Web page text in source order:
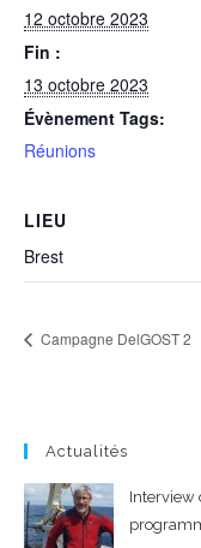
12 octobre 2023
Fin :
13 octobre 2023
Évènement Tags:
Réunions
LIEU
Brest
Campagne DelGOST 2
Actualités
Interview